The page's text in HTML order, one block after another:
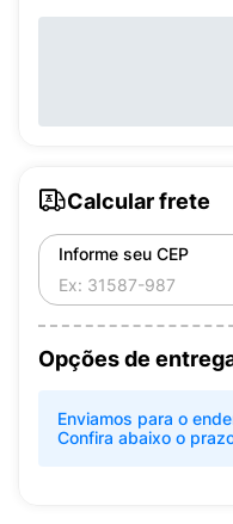
Calcular frete
Informe seu CEP
Opções de
Enviamos para o
Confira abaixo o